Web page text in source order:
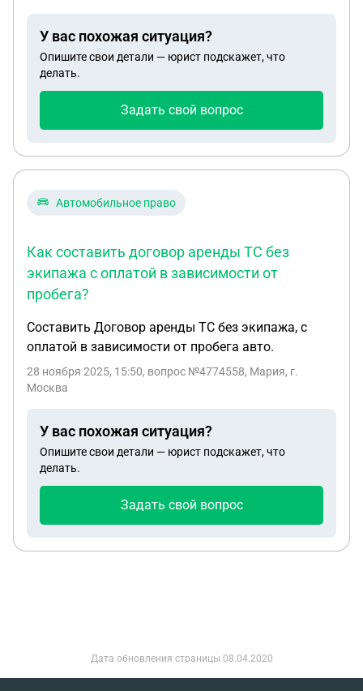
У вас похожая ситуация?
Опишите свои детали — юрист подскажет, что
делать.
Задать свой вопрос
Автомобильное право
Как составить договор аренды ТС без
экипажа с оплатой в зависимости от
пробега?
Составить Договор аренды ТС без экипажа, с
оплатой в зависимости от пробега авто.
28 ноября 2025, 15:50, вопрос №4774558, Мария, г.
Москва
У вас похожая ситуация?
Опишите свои детали — юрист подскажет, что
делать.
Задать свой вопрос
Дата обновления страницы 08.04.2020